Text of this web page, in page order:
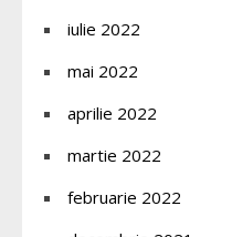
iulie 2022
mai 2022
aprilie 2022
martie 2022
februarie 2022